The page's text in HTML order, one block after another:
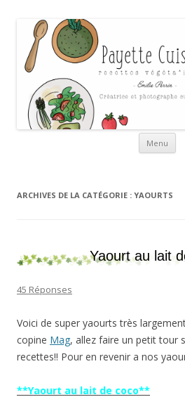
Payette cuisine
Menu
ARCHIVES DE LA CATÉGORIE : YAOURTS
Yaourt au lait
45 Réponses
Voici de super yaourts très
copine Mag, allez faire un petit tour
recettes!! Pour en revenir a nos
**Yaourt au lait de coco**